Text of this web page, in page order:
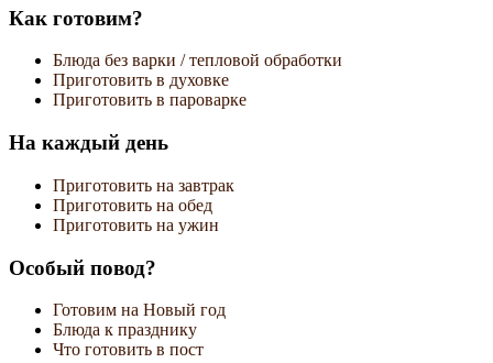
Как готовим?
Блюда без варки / тепловой обработки
Приготовить в духовке
Приготовить в пароварке
На каждый день
Приготовить на завтрак
Приготовить на обед
Приготовить на ужин
Особый повод?
Готовим на Новый год
Блюда к празднику
Что готовить в пост